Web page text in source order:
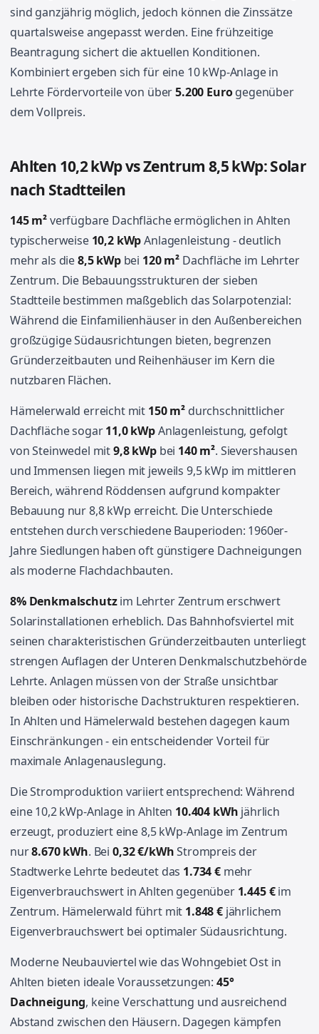
sind ganzjährig möglich, jedoch können die Zinssätze
quartalsweise angepasst werden. Eine frühzeitige
Beantragung sichert die aktuellen Konditionen.
Kombiniert ergeben sich für eine 10 kWp-Anlage in
Lehrte Fördervorteile von über5.200 Eurogegenüber
dem Vollpreis.
Ahlten 10,2 kWp vs Zentrum 8,5 kWp: Solar
nach Stadtteilen
145 m²verfügbare Dachfläche ermöglichen in Ahlten
typischerweise 10,2 kWpAnlagenleistung - deutlich
mehr als die8,5 kWpbei 120 m² Dachfläche im Lehrter
Zentrum. Die Bebauungsstrukturen der sieben
Stadtteile bestimmen maßgeblich das Solarpotenzial:
Während die Einfamilienhäuser in den Außenbereichen
großzügige Südausrichtungen bieten, begrenzen
Gründerzeitbauten und Reihenhäuser im Kern die
nutzbaren Flächen.
Hämelerwald erreicht mit 150 m² durchschnittlicher
Dachfläche sogar11,0 kWpAnlagenleistung, gefolgt
von Steinwedel mit9,8 kWpbei 140 m². Sievershausen
und Immensen liegen mit jeweils 9,5 kWp im mittleren
Bereich, während Röddensen aufgrund kompakter
Bebauung nur 8,8 kWp erreicht. Die Unterschiede
entstehen durch verschiedene Bauperioden: 1960er-
Jahre Siedlungen haben oft günstigere Dachneigungen
als moderne Flachdachbauten.
8% Denkmalschutzim Lehrter Zentrum erschwert
Solarinstallationen erheblich. Das Bahnhofsviertel mit
seinen charakteristischen Gründerzeitbauten unterliegt
strengen Auflagen der Unteren Denkmalschutzbehörde
Lehrte. Anlagen müssen von der Straße unsichtbar
bleiben oder historische Dachstrukturen respektieren.
In Ahlten und Hämelerwald bestehen dagegen kaum
Einschränkungen - ein entscheidender Vorteil für
maximale Anlagenauslegung.
Die Stromproduktion variiert entsprechend: Während
eine 10,2 kWp-Anlage in Ahlten 10.404 kWh jährlich
erzeugt, produziert eine 8,5 kWp-Anlage im Zentrum
nur8.670 kWh. Bei 0,32 €/kWhStrompreis der
Stadtwerke Lehrte bedeutet das 1.734 €mehr
Eigenverbrauchswert in Ahlten gegenüber 1.445 €im
Zentrum. Hämelerwald führt mit 1.848 €jährlichem
Eigenverbrauchswert bei optimaler Südausrichtung.
Moderne Neubauviertel wie das Wohngebiet Ost in
Ahlten bieten ideale Voraussetzungen: 45°
Dachneigung, keine Verschattung und ausreichend
Abstand zwischen den Häusern. Dagegen kämpfen